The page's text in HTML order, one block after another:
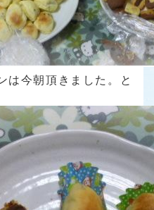
は今朝頂きました。と